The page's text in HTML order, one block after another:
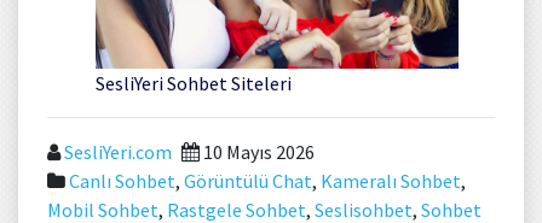
SesliYeri Sohbet Siteleri
SesliYeri.com
10 Mayıs 2026
Canlı Sohbet, Görüntülü Chat, Kameralı Sohbet,
Mobil Sohbet, Rastgele Sohbet, Seslisohbet, Sohbet